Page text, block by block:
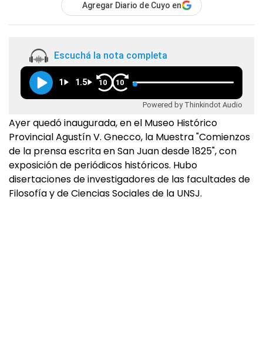
Agregar Diario de Cuyo en
Escuchá la nota completa
1 1.5 10 10
Powered by Thinkindot Audio
Ayer quedó inaugurada, en el Museo Histórico
Provincial Agustín V. Gnecco, la Muestra "Comienzos
de la prensa escrita en San Juan desde 1825", con
exposición de periódicos históricos. Hubo
disertaciones de investigadores de las facultades de
Filosofía y de Ciencias Sociales de la UNSJ.